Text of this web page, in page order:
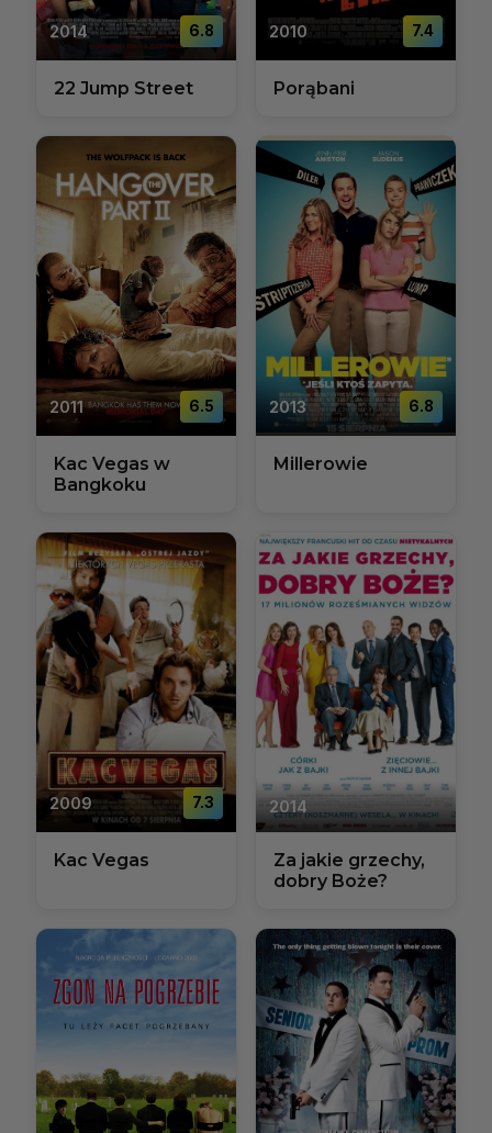
2014 6.8
22 Jump Street
2010 7.4
Porąbani
2011 6.5
Kac Vegas w
Bangkoku
2013 6.8
Millerowie
2009 7.3
Kac Vegas
2014
Za jakie grzechy,
dobry Boże?